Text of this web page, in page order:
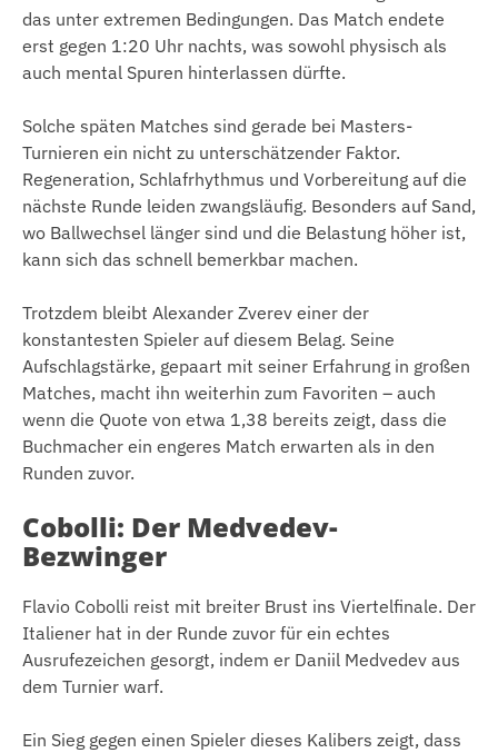
das unter extremen Bedingungen. Das Match endete
erst gegen 1:20 Uhr nachts, was sowohl physisch als
auch mental Spuren hinterlassen dürfte.
Solche späten Matches sind gerade bei Masters-
Turnieren ein nicht zu unterschätzender Faktor.
Regeneration, Schlafrhythmus und Vorbereitung auf die
nächste Runde leiden zwangsläufig. Besonders auf Sand,
wo Ballwechsel länger sind und die Belastung höher ist,
kann sich das schnell bemerkbar machen.
Trotzdem bleibt Alexander Zverev einer der
konstantesten Spieler auf diesem Belag. Seine
Aufschlagstärke, gepaart mit seiner Erfahrung in großen
Matches, macht ihn weiterhin zum Favoriten – auch
wenn die Quote von etwa 1,38 bereits zeigt, dass die
Buchmacher ein engeres Match erwarten als in den
Runden zuvor.
Cobolli: Der Medvedev-
Bezwinger
Flavio Cobolli reist mit breiter Brust ins Viertelfinale. Der
Italiener hat in der Runde zuvor für ein echtes
Ausrufezeichen gesorgt, indem er Daniil Medvedev aus
dem Turnier warf.
Ein Sieg gegen einen Spieler dieses Kalibers zeigt, dass